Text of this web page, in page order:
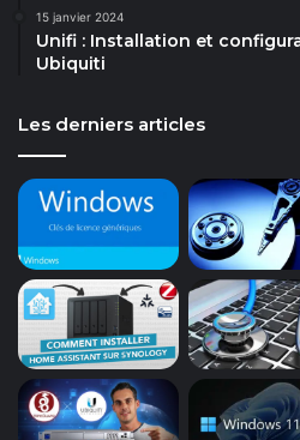
15 janvier 2024
Unifi : Installation et
Ubiquiti
Les derniers articles